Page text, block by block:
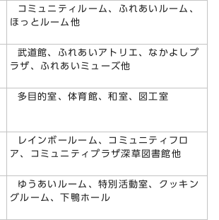
コミュニティルーム、ふれあいルーム、
ほっとルーム他
武道館、ふれあいアトリエ、なかよしプ
ラザ、ふれあいミューズ他
多目的室、体育館、和室、図工室
レインボールーム、コミュニティフロ
ア、コミュニティプラザ深草図書館他
ゆうあいルーム、特別活動室、クッキン
グルーム、下鴨ホール